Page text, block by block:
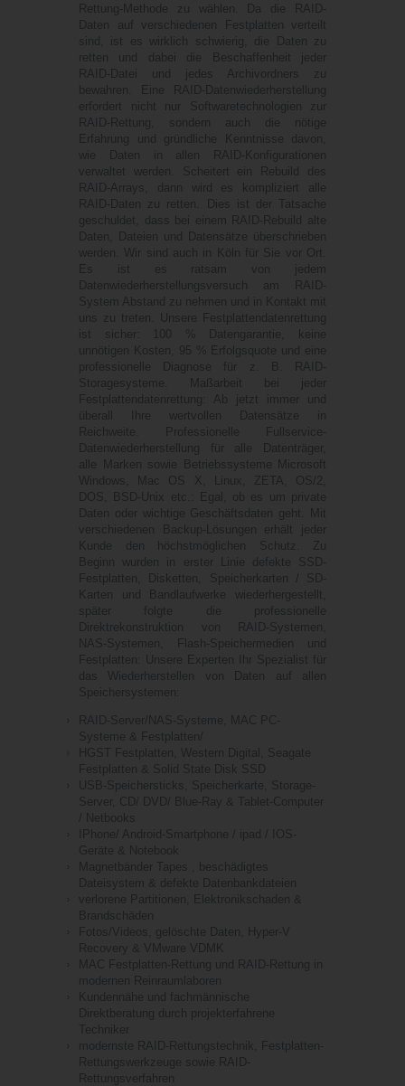
Rettung-Methode zu wählen. Da die RAID-
Daten auf verschiedenen Festplatten verteilt
sind, ist es wirklich schwierig, die Daten zu
retten und dabei die Beschaffenheit jeder
RAID-Datei und jedes Archivordners zu
bewahren. Eine RAID-Datenwiederherstellung
erfordert nicht nur Softwaretechnologien zur
RAID-Rettung, sondern auch die nötige
Erfahrung und gründliche Kenntnisse davon,
wie Daten in allen RAID-Konfigurationen
verwaltet werden. Scheitert ein Rebuild des
RAID-Arrays, dann wird es kompliziert alle
RAID-Daten zu retten. Dies ist der Tatsache
geschuldet, dass bei einem RAID-Rebuild alte
Daten, Dateien und Datensätze überschrieben
werden. Wir sind auch in
Köln
für Sie vor Ort.
Es ist es ratsam von jedem
Datenwiederherstellungsversuch am RAID-
System Abstand zu nehmen und in Kontakt mit
uns zu treten. Unsere Festplattendatenrettung
ist sicher: 100 % Datengarantie, keine
unnötigen Kosten, 95 % Erfolgsquote und eine
professionelle Diagnose für z. B. RAID-
Storagesysteme. Maßarbeit bei jeder
Festplattendatenrettung: Ab jetzt immer und
überall Ihre wertvollen Datensätze in
Reichweite. Professionelle Fullservice-
Datenwiederherstellung für alle Datenträger,
alle Marken sowie Betriebssysteme Microsoft
Windows, Mac OS X, Linux, ZETA, OS/2,
DOS, BSD-Unix etc.: Egal, ob es um private
Daten oder wichtige Geschäftsdaten geht. Mit
verschiedenen Backup-Lösungen erhält jeder
Kunde den höchstmöglichen Schutz. Zu
Beginn wurden in erster Linie defekte SSD-
Festplatten, Disketten, Speicherkarten / SD-
Karten und Bandlaufwerke wiederhergestellt,
später folgte die professionelle
Direktrekonstruktion von RAID-Systemen,
NAS-Systemen, Flash-Speichermedien und
Festplatten: Unsere Experten Ihr Spezialist für
das Wiederherstellen von Daten auf allen
Speichersystemen:
RAID-Server/NAS-Systeme, MAC PC-
Systeme & Festplatten/
HGST Festplatten, Western Digital, Seagate
Festplatten & Solid State Disk SSD
USB-Speichersticks, Speicherkarte, Storage-
Server, CD/ DVD/ Blue-Ray & Tablet-Computer
/ Netbooks
IPhone/ Android-Smartphone / ipad / IOS-
Geräte & Notebook
Magnetbänder Tapes , beschädigtes
Dateisystem & defekte Datenbankdateien
verlorene Partitionen, Elektronikschaden &
Brandschäden
Fotos/Videos, gelöschte Daten, Hyper-V
Recovery & VMware VDMK
MAC Festplatten-Rettung und RAID-Rettung in
modernen Reinraumlaboren
Kundennähe und fachmännische
Direktberatung durch projekterfahrene
Techniker
modernste RAID-Rettungstechnik, Festplatten-
Rettungswerkzeuge sowie RAID-
Rettungsverfahren